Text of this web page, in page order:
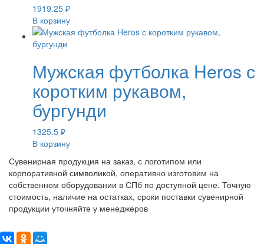
1919.25 ₽
В корзину
Мужская футболка Heros с
коротким рукавом,
бургунди
1325.5 ₽
В корзину
Сувенирная продукция на заказ, с логотипом или
корпоративной символикой, оперативно изготовим на
собственном оборудовании в СПб по доступной цене. Точную
стоимость, наличие на остатках, сроки поставки сувенирной
продукции уточняйте у менеджеров